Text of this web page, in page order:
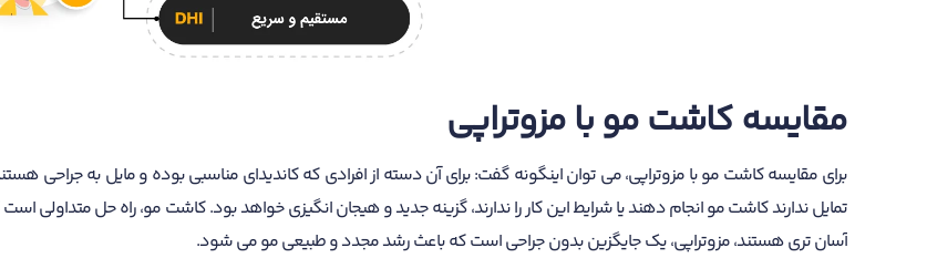
مقایسه کاشت مو با مزوتراپی
برای مقایسه کاشت مو با مزوتراپی، می توان اینگونه گفت: برای آن دسته از افرادی که کاندیدای مناسبی بوده و مایل به جراحی
تمایل ندارند کاشت مو انجام دهند یا شرایط این کار را ندارند، گزینه جدید و هیجان انگیزی خواهد بود. کاشت مو، راه حل متداولی
آسان تری هستند، مزوتراپی، یک جایگزین بدون جراحی است که باعث رشد مجدد و طبیعی مو می شود.